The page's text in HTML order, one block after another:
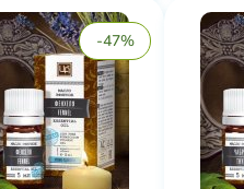
-47%